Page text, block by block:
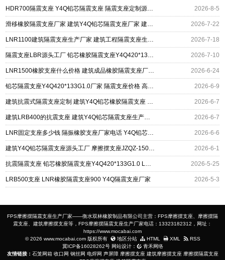
HDR700隔震支座 Y4Q铅芯隔震支座 隔震支座定制源头工厂 2026-8-5
滑移橡胶隔震支座厂家 建筑Y4Q铅芯隔震支座厂家 建筑抗震支座哪里便宜 2026-7-22
LNR1100建筑隔震支座生产厂家 建筑工程隔震支座生产厂家 建筑Y4Q铅芯橡胶隔震支座生产厂家 2026-7-18
隔震支座LBR源头工厂 铅芯橡胶隔震支座Y4Q420*133G1.0 钢结构减震支座厂家电话 2026-7-10
LNR1500橡胶支座什么价格 建筑成品橡胶隔震支座厂家 Y4Q隔震支座生产厂家 2026-6-24
铅芯隔震支座Y4Q420*133G1.0厂家 隔震支座价格 高阻尼减震橡胶隔震支座生产厂家 2026-6-9
建筑抗震式隔震支座定制 建筑Y4Q铅芯橡胶隔震支座 LNR(H)-D620X179隔震支座生产厂家 2026-6-7
建筑LRB400的抗震支座 建筑Y4Q铅芯隔震支座生产厂家 LNR天然橡胶隔震支座厂家电话 2026-6-7
LNR固定支座多少钱 隔振橡胶支座厂家电话 Y4Q铅芯隔震支座 2026-6-6
建筑Y4Q铅芯隔震支座源头工厂 摩擦摆支座JZQZ-15000生产厂家 建筑橡胶支座报价 2026-6-1
抗震隔震支座 铅芯橡胶隔震支座Y4Q420*133G1.0 LNR1000隔震支座生产加工 2026-5-25
LRB500支座 LNR橡胶隔震支座900 Y4Q隔震支座厂家 2026-5-3
FPS摩擦摆隔震支座生产厂家——衡水双林橡胶制品有限公司主营：FPS摩擦摆支座、摩擦摆隔
震支座、建筑摩擦摆支座等，FPS摩擦摆隔震支座生产厂家电话：13323182312，网址：
https://www.mocabai.com
© 2026 www.mocabai.com 版权所有
地区分站 HTML XML
RSS
冀ICP备16028262号网站设计：
青禾网络
友情链接： 石笼网箱 收口网 钢丝网 电焊网 声屏障 摩擦摆支座 建筑摩擦摆支座 摩擦摆隔震支座